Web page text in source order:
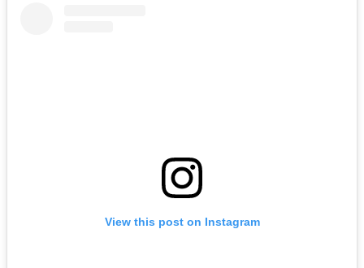
View this post on Instagram